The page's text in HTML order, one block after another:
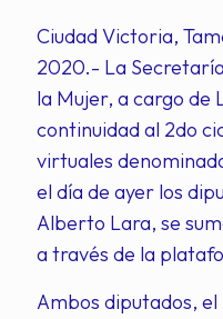
Ciudad Victoria,
2020.- La
la Mujer, a cargo de
continuidad al 2do
virtuales
el día de ayer los
Alberto Lara, se
a través de la
Ambos diputados,